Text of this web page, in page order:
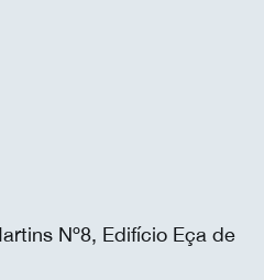
Nº8, Edifício Eça de